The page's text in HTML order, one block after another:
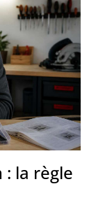
: la règle